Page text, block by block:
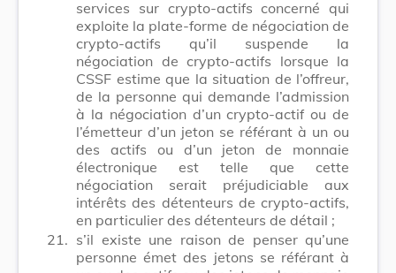
services sur crypto-actifs concerné qui
exploite la plate-forme de négociation de
crypto-actifs qu’il suspende la
négociation de crypto-actifs lorsque la
CSSF estime que la situation de l’offreur,
de la personne qui demande l’admission
à la négociation d’un crypto-actif ou de
l’émetteur d’un jeton se référant à un ou
des actifs ou d’un jeton de monnaie
électronique est telle que cette
négociation serait préjudiciable aux
intérêts des détenteurs de crypto-actifs,
en particulier des détenteurs de détail ;
21. s’il existe une raison de penser qu’une
personne émet des jetons se référant à